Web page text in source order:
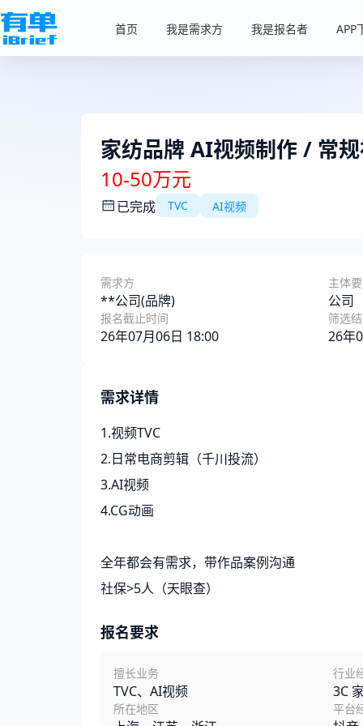
首页 我是需求方 我是报名者 APP
家纺品牌 AI视频制作 / 常
10-50万元
已完成 TVC AI视频
需求方
**公司(品牌)
报名截止时间
26年07月06日 18:00
主体
公司
筛选
26年
需求详情
1.视频TVC
2.日常电商剪辑（千川投流）
3.AI视频
4.CG动画
全年都会有需求，带作品案例沟通
社保>5人（天眼查）
报名要求
擅长业务
TVC、AI视频
所在地区
行业
3C
平台